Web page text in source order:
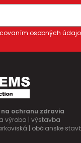
osobných
ochranu zdravia
výroba | výstavba
| občianske